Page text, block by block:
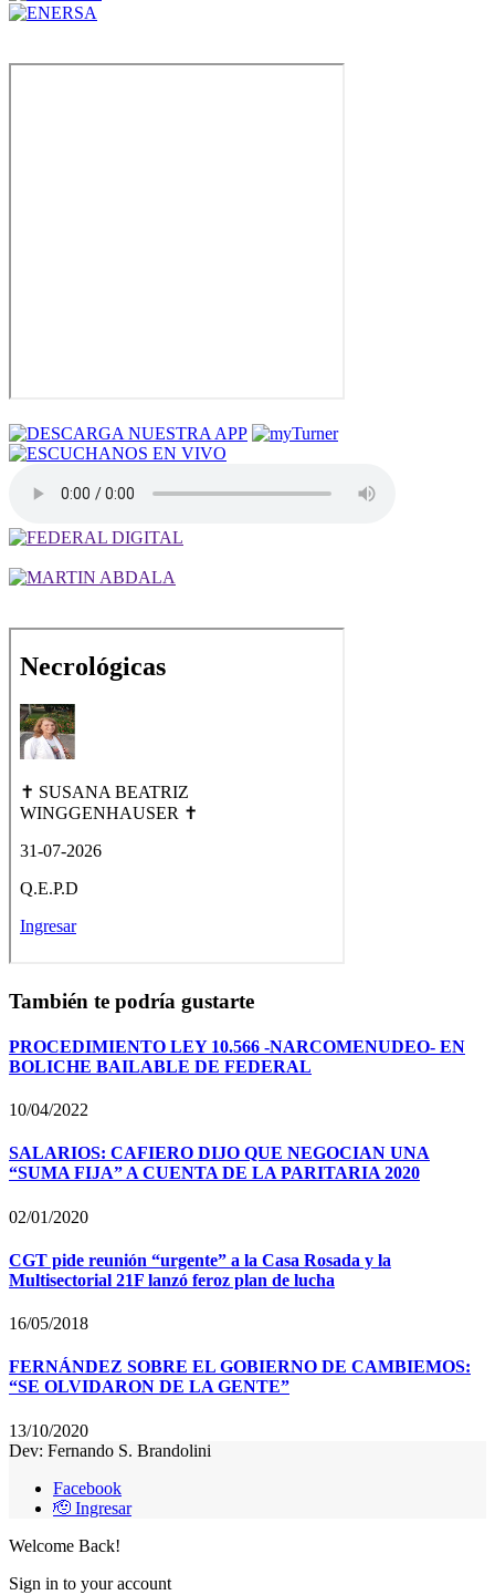
También te podría gustarte
PROCEDIMIENTO LEY 10.566 -NARCOMENUDEO- EN
BOLICHE BAILABLE DE FEDERAL
10/04/2022
SALARIOS: CAFIERO DIJO QUE NEGOCIAN UNA
“SUMA FIJA” A CUENTA DE LA PARITARIA 2020
02/01/2020
CGT pide reunión “urgente” a la Casa Rosada y la
Multisectorial 21F lanzó feroz plan de lucha
16/05/2018
FERNÁNDEZ SOBRE EL GOBIERNO DE CAMBIEMOS:
“SE OLVIDARON DE LA GENTE”
13/10/2020
Dev: Fernando S. Brandolini
Facebook
🫡 Ingresar
Welcome Back!
Sign in to your account